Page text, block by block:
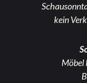
kein
Möbel